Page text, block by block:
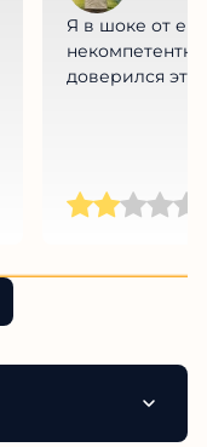
Я в шоке от его
доверился